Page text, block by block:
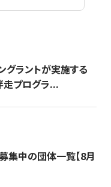
グラントが実施する
走プログラ...
集中の団体一覧【8月